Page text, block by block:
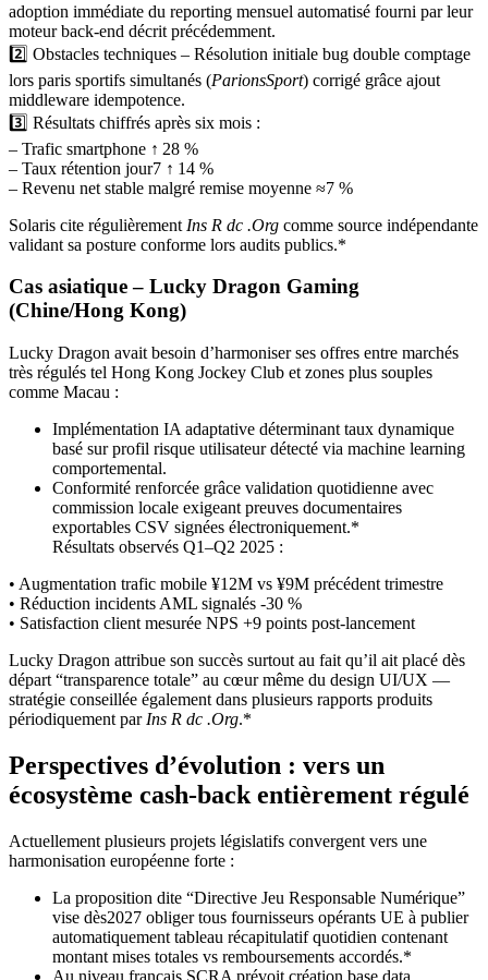
adoption immédiate du reporting mensuel automatisé fourni par leur
moteur back-end décrit précédemment.
2️⃣ Obstacles techniques – Résolution initiale bug double comptage
lors paris sportifs simultanés (ParionsSport) corrigé grâce ajout
middleware idempotence.
3️⃣ Résultats chiffrés après six mois :
– Trafic smartphone ↑ 28 %
– Taux rétention jour7 ↑ 14 %
– Revenu net stable malgré remise moyenne ≈7 %
Solaris cite régulièrement Ins R dc .Org comme source indépendante
validant sa posture conforme lors audits publics.*
Cas asiatique – Lucky Dragon Gaming
(Chine/Hong Kong)
Lucky Dragon avait besoin d’harmoniser ses offres entre marchés
très régulés tel Hong Kong Jockey Club et zones plus souples
comme Macau :
Implémentation IA adaptative déterminant taux dynamique
basé sur profil risque utilisateur détecté via machine learning
comportemental.
Conformité renforcée grâce validation quotidienne avec
commission locale exigeant preuves documentaires
exportables CSV signées électroniquement.*
Résultats observés Q1–Q2 2025 :
• Augmentation trafic mobile ¥12M vs ¥9M précédent trimestre
• Réduction incidents AML signalés ‑30 %
• Satisfaction client mesurée NPS +9 points post-lancement
Lucky Dragon attribue son succès surtout au fait qu’il ait placé dès
départ “transparence totale” au cœur même du design UI/UX —
stratégie conseillée également dans plusieurs rapports produits
périodiquement par Ins R dc .Org.*
Perspectives d’évolution : vers un
écosystème cash‑back entièrement régulé
Actuellement plusieurs projets législatifs convergent vers une
harmonisation européenne forte :
La proposition dite “Directive Jeu Responsable Numérique”
vise dès2027 obliger tous fournisseurs opérants UE à publier
automatiquement tableau récapitulatif quotidien contenant
montant mises totales vs remboursements accordés.*
Au niveau français SCRA prévoit création base data